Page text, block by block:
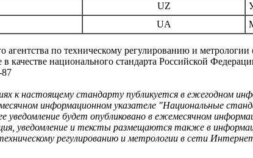
UZ
UA
по техническому регулированию и метрологии
качестве национального стандарта Российской
к настоящему стандарту публикуется в ежегодном
информационном указателе "Национальные
будет опубликовано в ежемесячном
уведомление и тексты размещаются также в
регулированию и метрологии в сети